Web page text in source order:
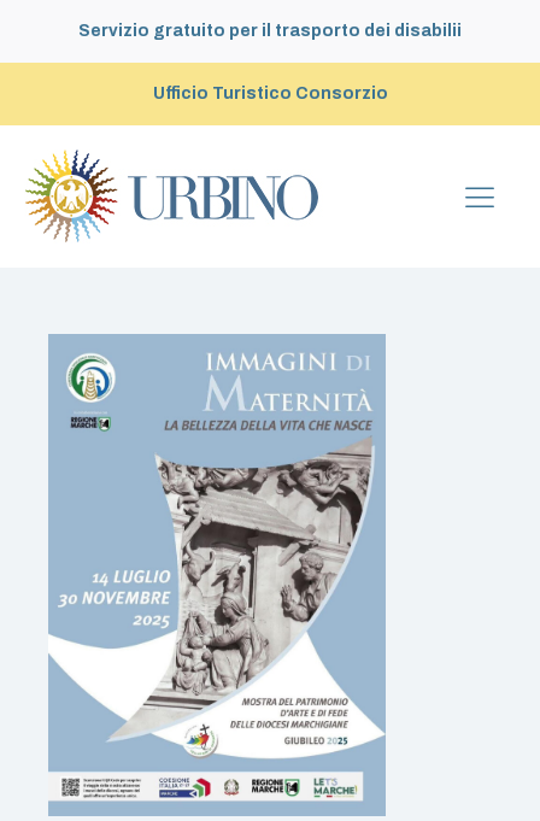
Servizio gratuito per il trasporto dei disabilii
Ufficio Turistico Consorzio